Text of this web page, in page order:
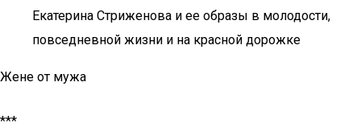
Екатерина Стриженова и ее образы в молодости,
повседневной жизни и на красной дорожке
Жене от мужа
***